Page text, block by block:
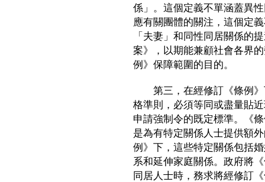
係」。這個定義不單涵蓋異
應有關團體的關注，這個定
「夫妻」和同性同居關係的
案》，以期能兼顧社會各界
例》保障範圍的目的。
第三，在經修訂《條例》
格準則，必須等同或盡量貼
申請強制令的既定標準。《
是為有特定關係人士提供額
例》下，這些特定關係包括
系和延伸家庭關係。政府將
同居人士時，務求將經修訂